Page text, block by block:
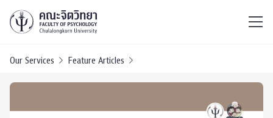
Our Services Feature Articles